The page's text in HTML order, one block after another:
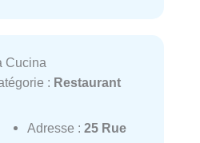
Cucina
: Restaurant
Adresse : 25 Rue